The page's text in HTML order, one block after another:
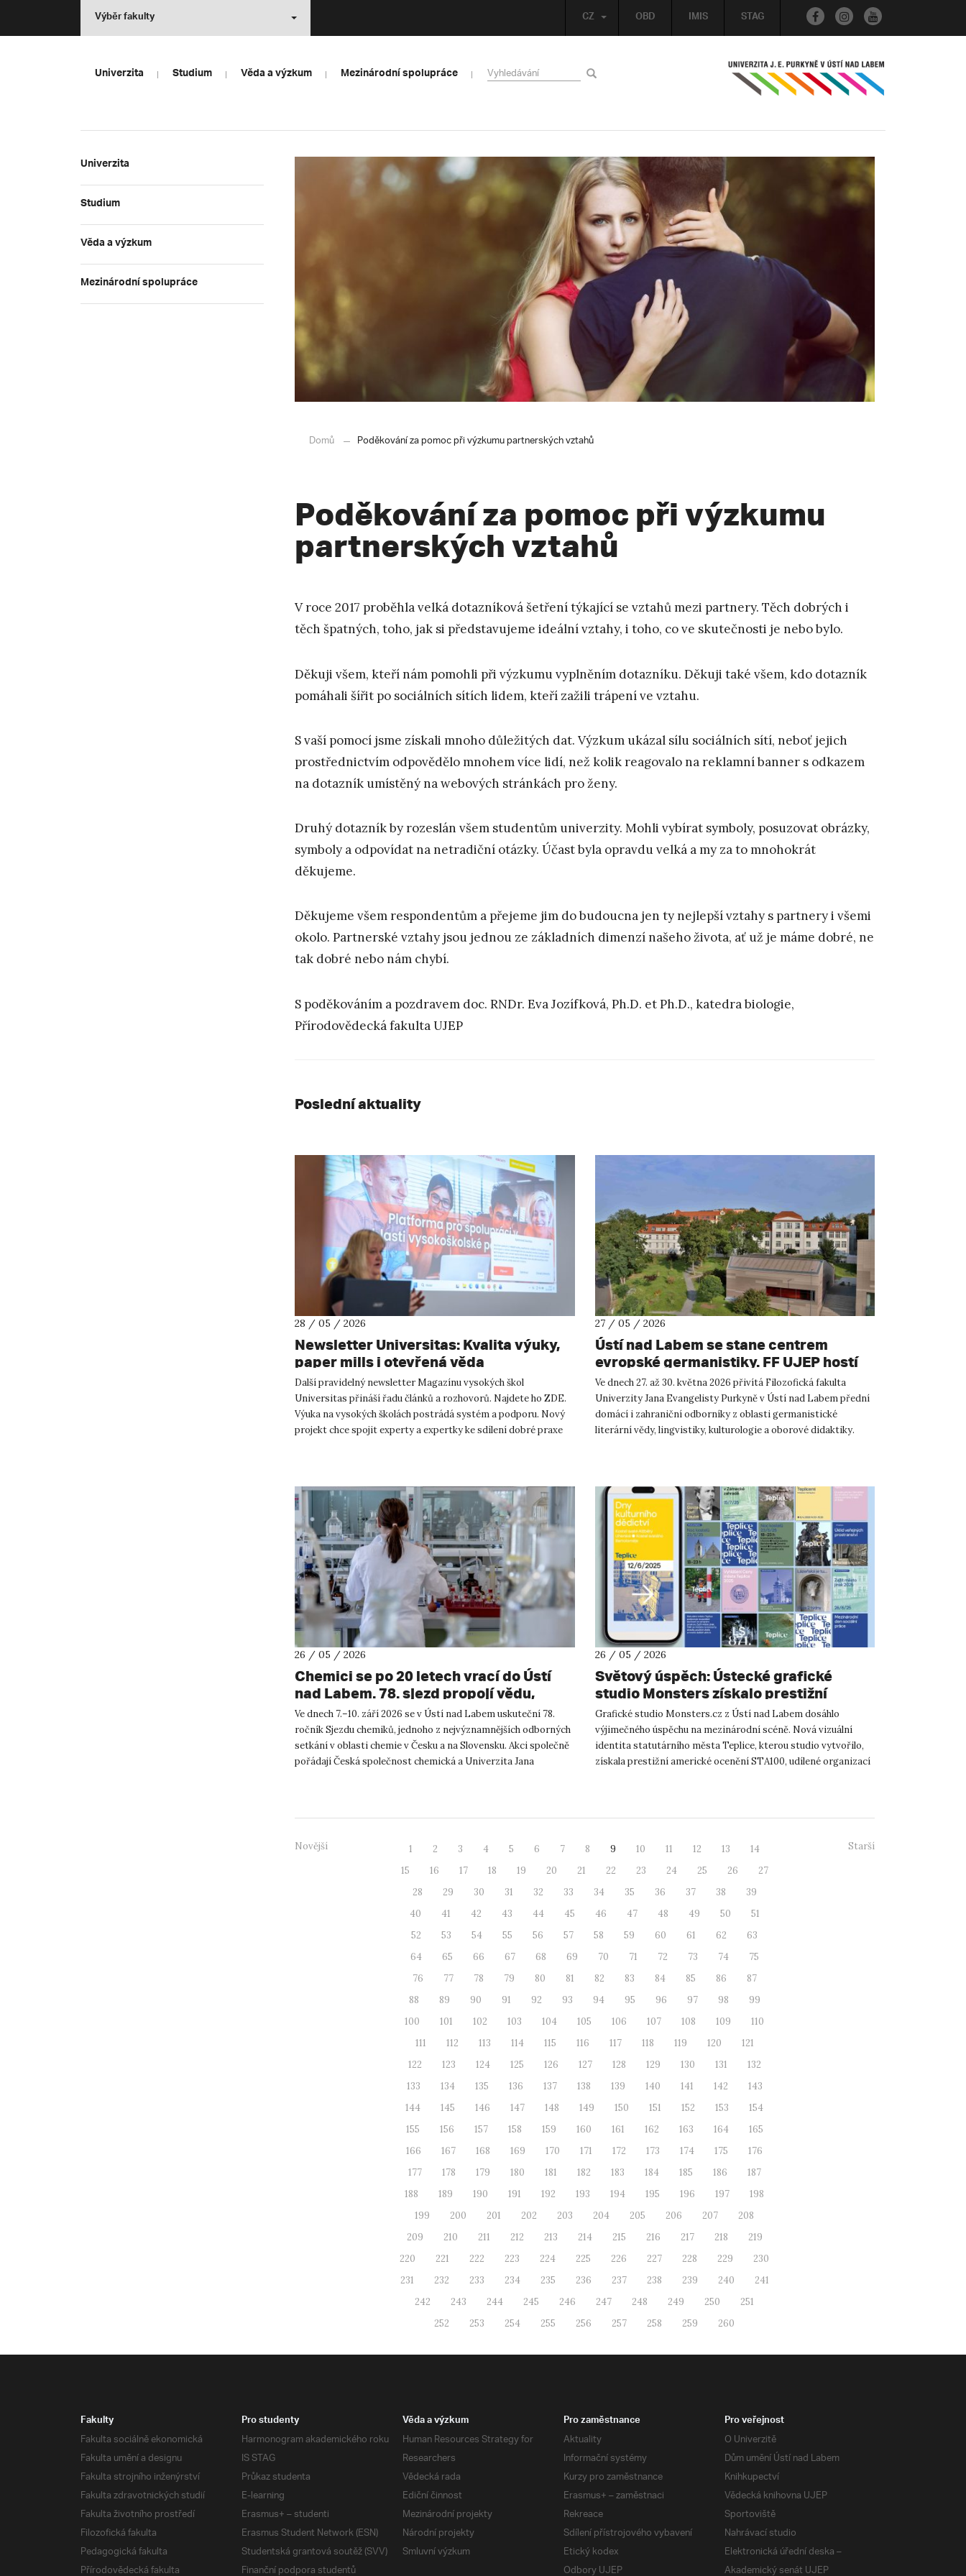
OBD IMIS STAG
CZ
Výběr fakulty
Univerzita Studium Věda a výzkum Mezinárodní spolupráce
Univerzita
Studium
Věda a výzkum
Mezinárodní spolupráce
Domů Poděkování za pomoc při výzkumu partnerských vztahů
Poděkování za pomoc při výzkumu
partnerských vztahů
V roce 2017 proběhla velká dotazníková šetření týkající se vztahů mezi partnery. Těch dobrých i
těch špatných, toho, jak si představujeme ideální vztahy, i toho, co ve skutečnosti je nebo bylo.
Děkuji všem, kteří nám pomohli při výzkumu vyplněním dotazníku. Děkuji také všem, kdo dotazník
pomáhali šířit po sociálních sítích lidem, kteří zažili trápení ve vztahu.
S vaší pomocí jsme získali mnoho důležitých dat. Výzkum ukázal sílu sociálních sítí, neboť jejich
prostřednictvím odpovědělo mnohem více lidí, než kolik reagovalo na reklamní banner s odkazem
na dotazník umístěný na webových stránkách pro ženy.
Druhý dotazník by rozeslán všem studentům univerzity. Mohli vybírat symboly, posuzovat obrázky,
symboly a odpovídat na netradiční otázky. Účast byla opravdu velká a my za to mnohokrát
děkujeme.
Děkujeme všem respondentům a přejeme jim do budoucna jen ty nejlepší vztahy s partnery i všemi
okolo. Partnerské vztahy jsou jednou ze základních dimenzí našeho života, ať už je máme dobré, ne
tak dobré nebo nám chybí.
S poděkováním a pozdravem doc. RNDr. Eva Jozífková, Ph.D. et Ph.D., katedra biologie,
Přírodovědecká fakulta UJEP
Poslední aktuality
28 / 05 / 2026
Newsletter Universitas: Kvalita výuky,
paper mills i otevřená věda
Další pravidelný newsletter Magazínu vysokých škol
Universitas přináší řadu článků a rozhovorů. Najdete ho ZDE.
Výuka na vysokých školách postrádá systém a podporu. Nový
projekt chce spojit experty a expertky ke sdílení dobré praxe
27 / 05 / 2026
Ústí nad Labem se stane centrem
evropské germanistiky. FF UJEP hostí
prestižní mezinárodní konferenci.
Ve dnech 27. až 30. května 2026 přivítá Filozofická fakulta
Univerzity Jana Evangelisty Purkyně v Ústí nad Labem přední
domácí i zahraniční odborníky z oblasti germanistické
literární vědy, lingvistiky, kulturologie a oborové didaktiky.
26 / 05 / 2026
Chemici se po 20 letech vrací do Ústí
nad Labem. 78. sjezd propojí vědu,
vzdělávání i průmysl.
Ve dnech 7.–10. září 2026 se v Ústí nad Labem uskuteční 78.
ročník Sjezdu chemiků, jednoho z nejvýznamnějších odborných
setkání v oblasti chemie v Česku a na Slovensku. Akci společně
pořádají Česká společnost chemická a Univerzita Jana
26 / 05 / 2026
Světový úspěch: Ústecké grafické
studio Monsters získalo prestižní
ocenění STA100 v Chicagu za novou
vizuální identitu Teplic. Stojí za nimi
akademici z UJEP
Grafické studio Monsters.cz z Ústí nad Labem dosáhlo
výjimečného úspěchu na mezinárodní scéně. Nová vizuální
identita statutárního města Teplice, kterou studio vytvořilo,
získala prestižní americké ocenění STA100, udílené organizací
Novější 1 2 3 4 5 6 7 8 9 10 11 12 13
14
15
16 17 18 19 20 21 22 23 24 25 26
27
28
29 30 31 32 33 34 35 36 37 38
39
40
41 42 43 44 45 46 47 48 49 50
51
52
53 54 55 56 57 58 59 60 61 62
63
64
65 66 67 68 69 70 71 72 73 74
75
76
77 78 79 80 81 82 83 84 85 86
87
88
89 90 91 92 93 94 95 96 97 98
99
100
101 102 103 104 105 106 107 108 109
110
111
112 113 114 115 116 117 118 119 120
121
122
123 124 125 126 127 128 129 130 131
132
133
134 135 136 137 138 139 140 141 142
143
144
145 146 147 148 149 150 151 152 153
154
155
156 157 158 159 160 161 162 163 164
165
166
167 168 169 170 171 172 173 174 175
176
177
178 179 180 181 182 183 184 185 186
187
188
189 190 191 192 193 194 195 196 197
198
199
200 201 202 203 204 205 206 207
208
209
210 211 212 213 214 215 216 217 218
219
220
221 222 223 224 225 226 227 228 229
230
231
232 233 234 235 236 237 238 239 240
241
242
243 244 245 246 247 248 249 250
251
252
253 254 255 256 257 258 259 260
Starší
Fakulty
Fakulta sociálně ekonomická
Fakulta umění a designu
Fakulta strojního inženýrství
Fakulta zdravotnických studií
Fakulta životního prostředí
Filozofická fakulta
Pedagogická fakulta
Přírodovědecká fakulta
Pro studenty
Harmonogram akademického roku
IS STAG
Průkaz studenta
E-learning
Erasmus+ – studenti
Erasmus Student Network (ESN)
Studentská grantová soutěž (SVV)
Finanční podpora studentů
Věda a výzkum
Human Resources Strategy for
Researchers
Vědecká rada
Ediční činnost
Mezinárodní projekty
Národní projekty
Smluvní výzkum
Pro zaměstnance
Aktuality
Informační systémy
Kurzy pro zaměstnance
Erasmus+ – zaměstnaci
Rekreace
Sdílení přístrojového vybavení
Etický kodex
Odbory UJEP
Pro veřejnost
O Univerzitě
Dům umění Ústí nad Labem
Knihkupectví
Vědecká knihovna UJEP
Sportoviště
Nahrávací studio
Elektronická úřední deska –
Akademický senát UJEP